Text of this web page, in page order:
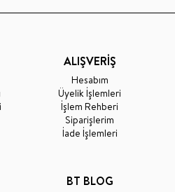
ALIŞVERİŞ
Hesabım
Üyelik İşlemleri
İşlem Rehberi
Siparişlerim
İade İşlemleri
BT BLOG